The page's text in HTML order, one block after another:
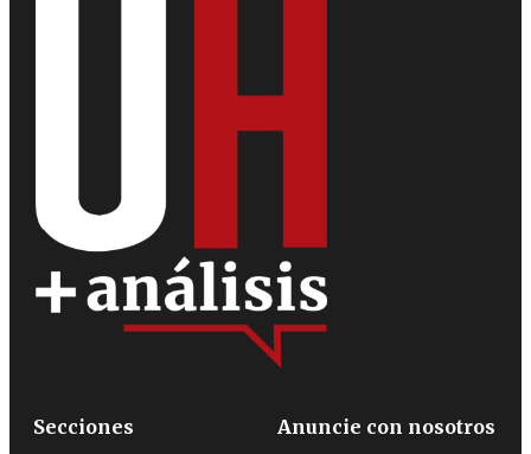
Secciones
Anuncie con nosotros